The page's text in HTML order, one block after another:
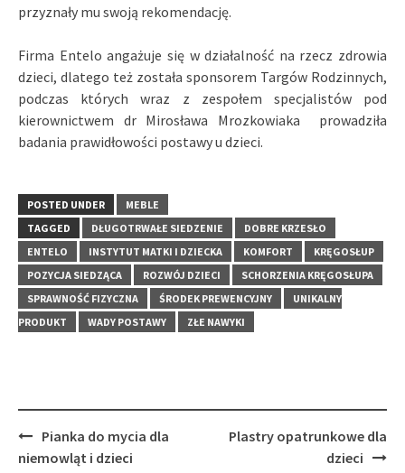
przyznały mu swoją rekomendację.
Firma Entelo angażuje się w działalność na rzecz zdrowia
dzieci, dlatego też została sponsorem Targów Rodzinnych,
podczas których wraz z zespołem specjalistów pod
kierownictwem dr Mirosława Mrozkowiaka prowadziła
badania prawidłowości postawy u dzieci.
POSTED UNDER
MEBLE
TAGGED
DŁUGOTRWAŁE SIEDZENIE
DOBRE KRZESŁO
ENTELO
INSTYTUT MATKI I DZIECKA KOMFORT
KRĘGOSŁUP
POZYCJA SIEDZĄCA
ROZWÓJ DZIECI
SCHORZENIA KRĘGOSŁUPA
SPRAWNOŚĆ FIZYCZNA
ŚRODEK PREWENCYJNY
UNIKALNY
PRODUKT
WADY POSTAWY ZŁE NAWYKI
Post
navigation
Pianka do mycia dla
niemowląt i dzieci
Plastry opatrunkowe dla
dzieci